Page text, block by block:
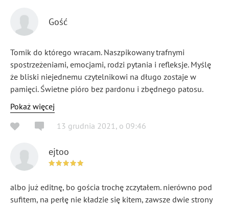
Gość
Tomik do którego wracam. Naszpikowany trafnymi
spostrzeżeniami, emocjami, rodzi pytania i refleksje. Myślę
że bliski niejednemu czytelnikowi na długo zostaje w
pamięci. Świetne pióro bez pardonu i zbędnego patosu.
Polecam! Ania O.
Pokaż więcej
13 grudnia 2021 , o 09:46
ejtoo
albo już editnę, bo gościa trochę zczytałem. nierówno pod
sufitem, na perłę nie kładzie się kitem, zawsze dwie strony